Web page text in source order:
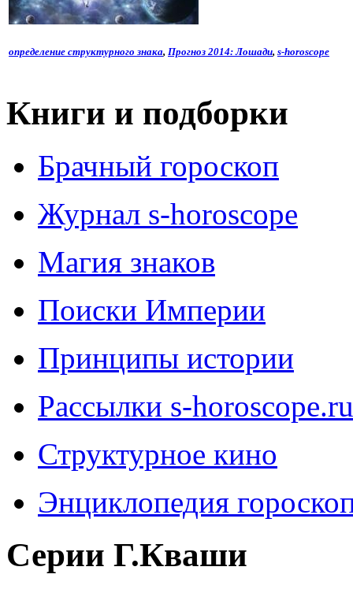
определение структурного знака, Прогноз 2014: Лошади, s-horoscope
Книги и подборки
Брачный гороскоп
Журнал s-horoscope
Магия знаков
Поиски Империи
Принципы истории
Рассылки s-horoscope.ru
Структурное кино
Энциклопедия
Серии Г.Кваши